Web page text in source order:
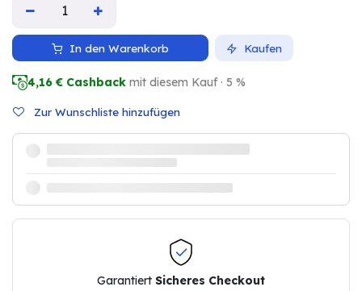
In den Warenkorb Kaufen
4,16 € Cashback mit diesem Kauf · 5 %
Zur Wunschliste hinzufügen
Garantiert Sicheres Checkout